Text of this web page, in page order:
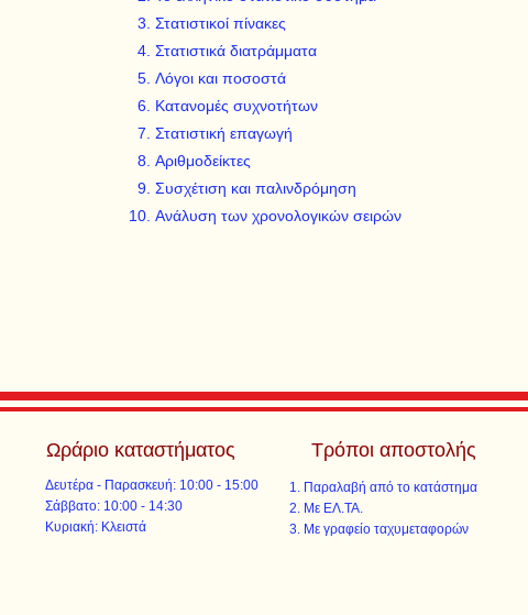
Στατιστικοί πίνακες
Στατιστικά διατράμματα
Λόγοι και ποσοστά
Κατανομές συχνοτήτων
Στατιστική επαγωγή
Αριθμοδείκτες
Συσχέτιση και παλινδρόμηση
Ανάλυση των χρονολογικών σειρών
Ωράριο καταστήματος
Δευτέρα - Παρασκευή: 10:00 - 15:00
​​Σάββατο: 10:00 - 14:30
​Κυριακή: Κλειστά
Τρόποι αποστολής
Παραλαβή από το κατάστημα
Με ΕΛ.ΤΑ.​​
Με γραφείο ταχυμεταφορών​